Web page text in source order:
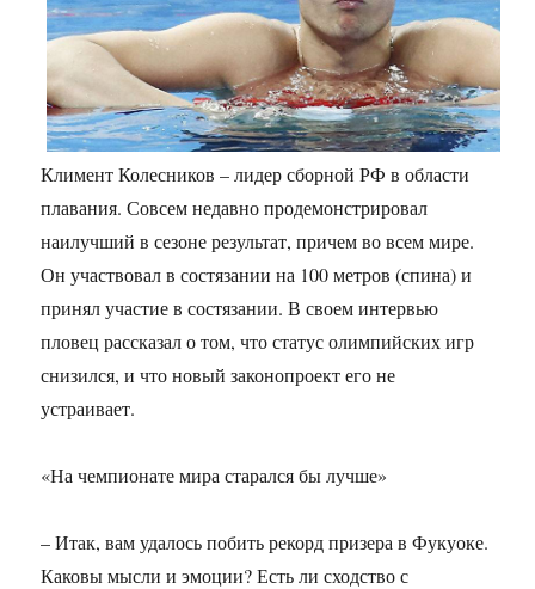
Климент Колесников – лидер сборной РФ в области
плавания. Совсем недавно продемонстрировал
наилучший в сезоне результат, причем во всем мире.
Он участвовал в состязании на 100 метров (спина) и
принял участие в состязании. В своем интервью
пловец рассказал о том, что статус олимпийских игр
снизился, и что новый законопроект его не
устраивает.
«На чемпионате мира старался бы лучше»
– Итак, вам удалось побить рекорд призера в Фукуоке.
Каковы мысли и эмоции? Есть ли сходство с